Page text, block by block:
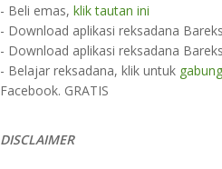
- Beli emas, klik tautan ini
- Download aplikasi reksadana
- Download aplikasi reksadana
- Belajar reksadana, klik untuk
Facebook. GRATIS
DISCLAIMER